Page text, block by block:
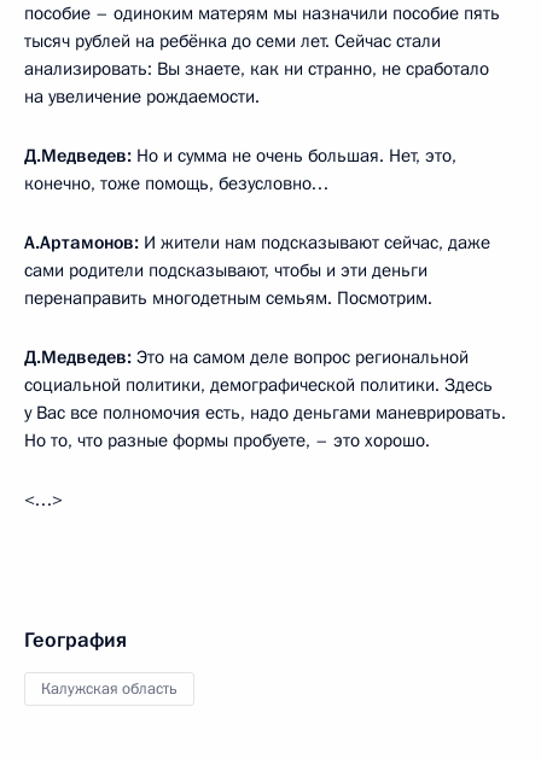
пособие – одиноким матерям мы назначили пособие пять
тысяч рублей на ребёнка до семи лет. Сейчас стали
анализировать: Вы знаете, как ни странно, не сработало
на увеличение рождаемости.
Д.Медведев: Но и сумма не очень большая. Нет, это,
конечно, тоже помощь, безусловно…
А.Артамонов: И жители нам подсказывают сейчас, даже
сами родители подсказывают, чтобы и эти деньги
перенаправить многодетным семьям. Посмотрим.
Д.Медведев: Это на самом деле вопрос региональной
социальной политики, демографической политики. Здесь
у Вас все полномочия есть, надо деньгами маневрировать.
Но то, что разные формы пробуете, – это хорошо.
<…>
География
Калужская область